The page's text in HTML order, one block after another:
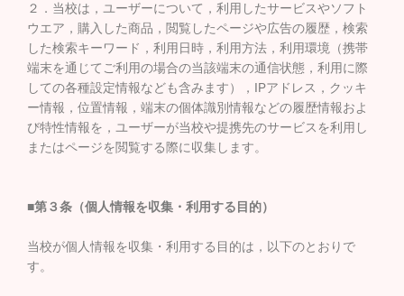
２．当校は，ユーザーについて，利用したサービスやソフト
ウエア，購入した商品，閲覧したページや広告の履歴，検索
した検索キーワード，利用日時，利用方法，利用環境（携帯
端末を通じてご利用の場合の当該端末の通信状態，利用に際
しての各種設定情報なども含みます），IPアドレス，クッキ
ー情報，位置情報，端末の個体識別情報などの履歴情報およ
び特性情報を，ユーザーが当校や提携先のサービスを利用し
またはページを閲覧する際に収集します。
■第３条（個人情報を収集・利用する目的）
当校が個人情報を収集・利用する目的は，以下のとおりで
す。